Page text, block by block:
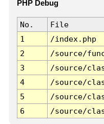
PHP Debug
No. File
1
/index.php
2
/source/
3
/source/
4
/source/
5
/source/
6
/source/